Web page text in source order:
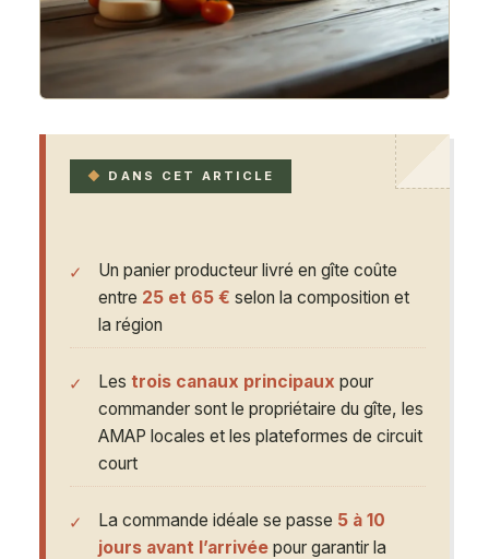
DANS CET ARTICLE
Un panier producteur livré en gîte coûte
entre 25 et 65 € selon la composition et
la région
Les trois canaux principaux pour
commander sont le propriétaire du gîte, les
AMAP locales et les plateformes de circuit
court
La commande idéale se passe 5 à 10
jours avant l’arrivée pour garantir la